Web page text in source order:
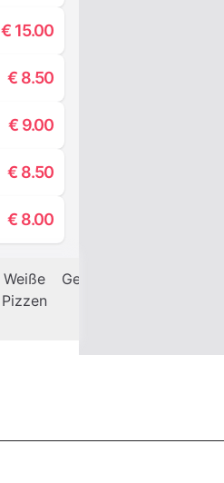
€ 15.00
€ 8.50
€ 9.00
€ 8.50
€ 8.00
Weiße
Pizzen
Getränke